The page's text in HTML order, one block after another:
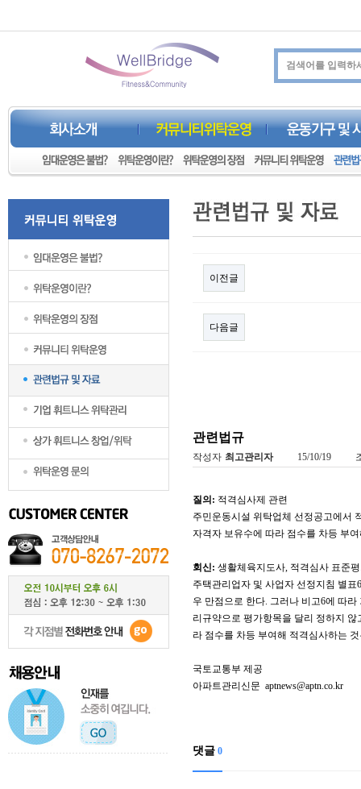
이전글
다음글
관련법규
작성자 최고관리자 15/10/19
질의: 적격심사제 관련
주민운동시설 위탁업체 선정공고에서
자격자 보유수에 따라 점수를 차등 부
회신: 생활체육지도사, 적격심사 표준
주택관리업자 및 사업자 선정지침 별
우 만점으로 한다. 그러나 비고6에 따
리규약으로 평가항목을 달리 정하지
라 점수를 차등 부여해 적격심사하는
국토교통부 제공
아파트관리신문 aptnews@aptn.co.kr
댓글 0